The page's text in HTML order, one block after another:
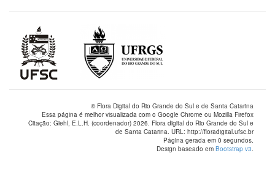
© Flora Digital do Rio Grande do Sul e de Santa Catarina
Essa página é melhor visualizada com o Google Chrome ou Mozilla Firefox
Citação: Giehl, E.L.H. (coordenador) 2026. Flora digital do Rio Grande do Sul e
de Santa Catarina. URL: http://floradigital.ufsc.br
Página gerada em 0 segundos.
Design baseado em Bootstrap v3